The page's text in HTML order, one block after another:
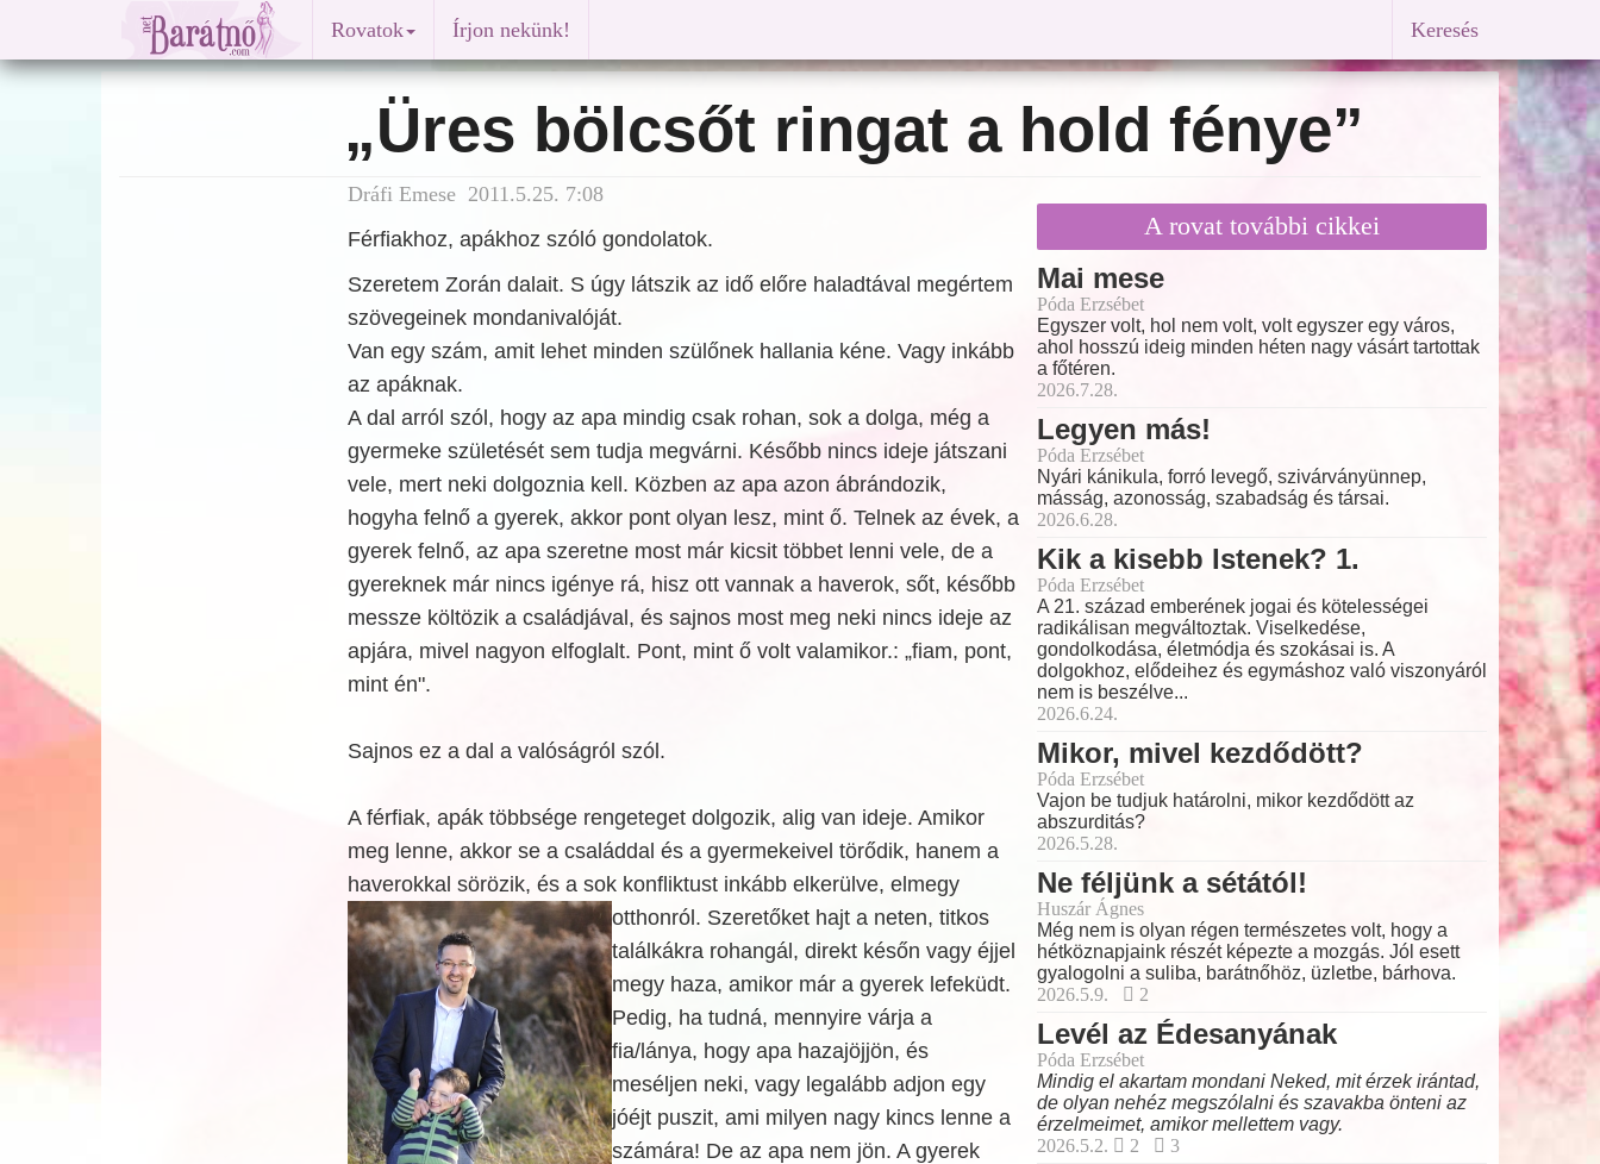
Rovatok Írjon nekünk! Keresés
„Üres bölcsőt ringat a hold fénye”
Dráfi Emese 2011.5.25. 7:08
Férfiakhoz, apákhoz szóló gondolatok.
Szeretem Zorán dalait. S úgy látszik az idő előre haladtával megértem
szövegeinek mondanivalóját.
Van egy szám, amit lehet minden szülőnek hallania kéne. Vagy inkább
az apáknak.
A dal arról szól, hogy az apa mindig csak rohan, sok a dolga, még a
gyermeke születését sem tudja megvárni. Később nincs ideje játszani
vele, mert neki dolgoznia kell. Közben az apa azon ábrándozik,
hogyha felnő a gyerek, akkor pont olyan lesz, mint ő. Telnek az évek, a
gyerek felnő, az apa szeretne most már kicsit többet lenni vele, de a
gyereknek már nincs igénye rá, hisz ott vannak a haverok, sőt, később
messze költözik a családjával, és sajnos most meg neki nincs ideje az
apjára, mivel nagyon elfoglalt. Pont, mint ő volt valamikor.: „fiam, pont,
mint én".
Sajnos ez a dal a valóságról szól.
A férfiak, apák többsége rengeteget dolgozik, alig van ideje. Amikor
meg lenne, akkor se a családdal és a gyermekeivel törődik, hanem a
haverokkal sörözik, és a sok konfliktust inkább elkerülve, elmegy
otthonról. Szeretőket hajt a neten, titkos
találkákra rohangál, direkt későn vagy éjjel
megy haza, amikor már a gyerek lefeküdt.
Pedig, ha tudná, mennyire várja a
fia/lánya, hogy apa hazajöjjön, és
meséljen neki, vagy legalább adjon egy
jóéjt puszit, ami milyen nagy kincs lenne a
számára! De az apa nem jön. A gyerek
A rovat további cikkei
Mai mese
Póda Erzsébet
Egyszer volt, hol nem volt, volt egyszer egy város,
ahol hosszú ideig minden héten nagy vásárt tartottak
a főtéren.
2026.7.28.
Legyen más!
Póda Erzsébet
Nyári kánikula, forró levegő, szivárványünnep,
másság, azonosság, szabadság és társai.
2026.6.28.
Kik a kisebb Istenek? 1.
Póda Erzsébet
A 21. század emberének jogai és kötelességei
radikálisan megváltoztak. Viselkedése,
gondolkodása, életmódja és szokásai is. A
dolgokhoz, elődeihez és egymáshoz való viszonyáról
nem is beszélve...
2026.6.24.
Mikor, mivel kezdődött?
Póda Erzsébet
Vajon be tudjuk határolni, mikor kezdődött az
abszurditás?
2026.5.28.
Ne féljünk a sétától!
Huszár Ágnes
Még nem is olyan régen természetes volt, hogy a
hétköznapjaink részét képezte a mozgás. Jól esett
gyalogolni a suliba, barátnőhöz, üzletbe, bárhova.
2026.5.9.
2
Levél az Édesanyának
Póda Erzsébet
Mindig el akartam mondani Neked, mit érzek irántad,
de olyan nehéz megszólalni és szavakba önteni az
érzelmeimet, amikor mellettem vagy.
2026.5.2.
2 3